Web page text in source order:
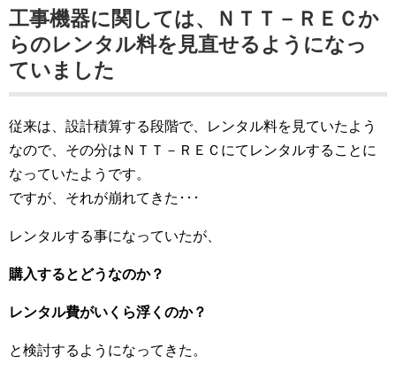
工事機器に関しては、ＮＴＴ－ＲＥＣか
らのレンタル料を見直せるようになっ
ていました
従来は、設計積算する段階で、レンタル料を見ていたよう
なので、その分はＮＴＴ－ＲＥＣにてレンタルすることに
なっていたようです。
ですが、それが崩れてきた･･･
レンタルする事になっていたが、
購入するとどうなのか？
レンタル費がいくら浮くのか？
と検討するようになってきた。